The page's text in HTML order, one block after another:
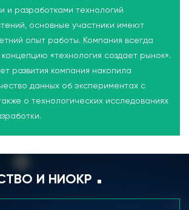
и разработками технологий
основные участники имеют
опыт работы. Компания всегда
«технология создает рынок».
развития компания накопила
данных об экспериментах с
о технологических исследованиях
И НИОКР